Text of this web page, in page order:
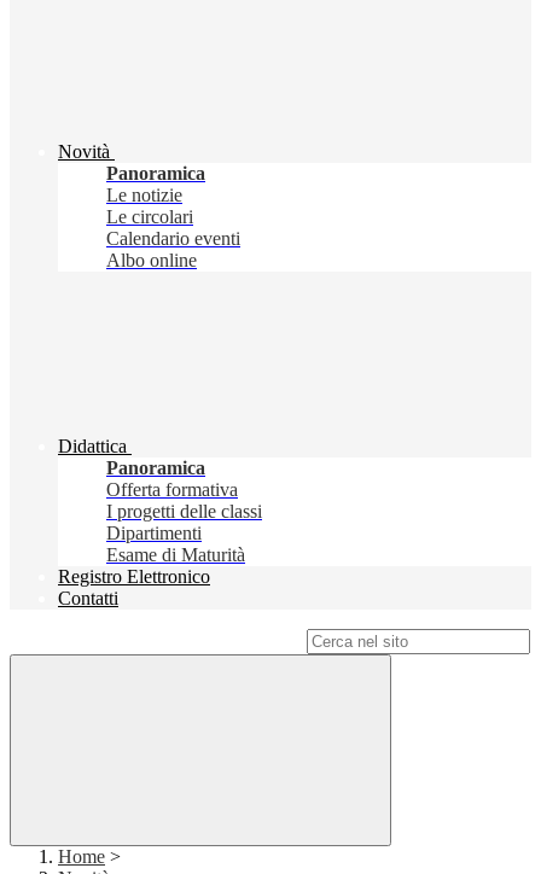
Novità
Panoramica
Le notizie
Le circolari
Calendario eventi
Albo online
Didattica
Panoramica
Offerta formativa
I progetti delle classi
Dipartimenti
Esame di Maturità
Registro Elettronico
Contatti
Home >